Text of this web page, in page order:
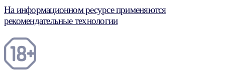
На информационном ресурсе применяются
рекомендательные технологии